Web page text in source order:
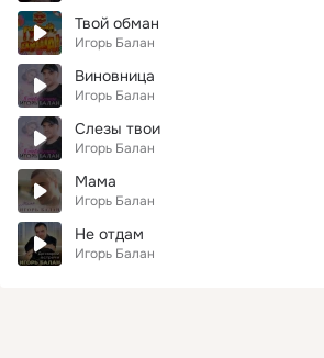
Твой обман
Игорь Балан
Виновница
Игорь Балан
Слезы твои
Игорь Балан
Мама
Игорь Балан
Не отдам
Игорь Балан